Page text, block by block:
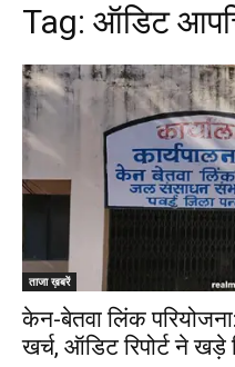
Tag: ऑडिट
ताजा ख़बरें
केन-बेतवा लिंक
खर्च, ऑडिट रिपोर्ट ने खड़े